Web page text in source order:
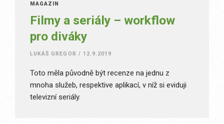
MAGAZÍN
Filmy a seriály – workflow
pro diváky
LUKÁŠ GREGOR / 12.9.2019
Toto měla původně být recenze na jednu z
mnoha služeb, respektive aplikací, v níž si eviduji
televizní seriály.